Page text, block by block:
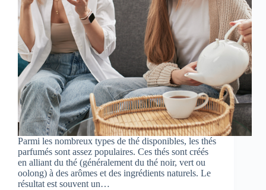
Parmi les nombreux types de thé disponibles, les thés
parfumés sont assez populaires. Ces thés sont créés
en alliant du thé (généralement du thé noir, vert ou
oolong) à des arômes et des ingrédients naturels. Le
résultat est souvent un…